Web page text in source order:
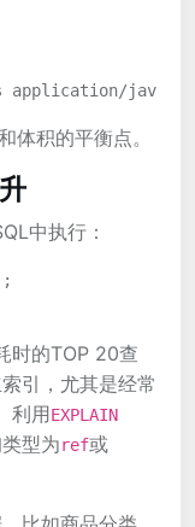
体积的平衡点。
中执行：
时的TOP 20查
引，尤其是经常
利用EXPLAIN
型为ref或